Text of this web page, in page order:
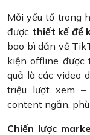
Mỗi yếu tố trong
được thiết kế để
bao bì dẫn về
kiện offline được
quả là các video
triệu lượt xem
content ngắn,
Chiến lược